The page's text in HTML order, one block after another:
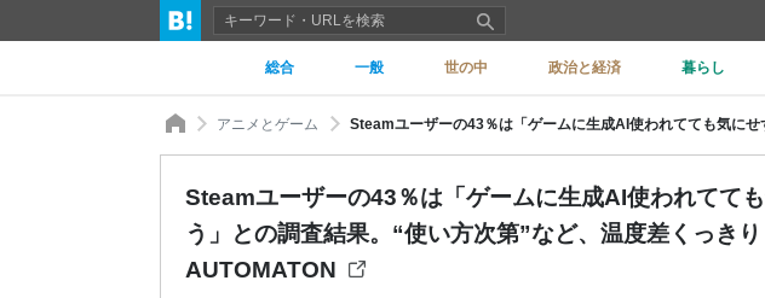
総合 一般 世の中 政治と経済 暮らし
アニメとゲーム
Steamユーザーの43％は「ゲームに生成AI使われてて
う」との調査結果。“使い方次第”など、温度差くっきり
AUTOMATON